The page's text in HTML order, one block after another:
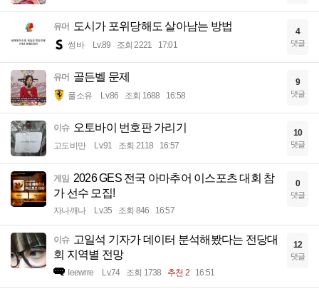
유머 도시가 포위당해도 살아남는 방법
썽바 Lv.89 조회 2221 17:01
4
댓글
유머 골든벨 문제
풀소유 Lv.86 조회 1688 16:58
9
댓글
이슈 오토바이 번호판 가리기
고도비만 Lv.91 조회 2118 16:57
10
댓글
게임 2026 GES 전국 아마추어 이스포츠 대회 참
가 선수 모집!
자나깨나 Lv.35 조회 846 16:57
0
댓글
이슈 고일석 기자가 데이터 분석해봤다는 전당대
회 지역별 전망
Ieewrre Lv.74 조회 1738 추천 2 16:51
12
댓글